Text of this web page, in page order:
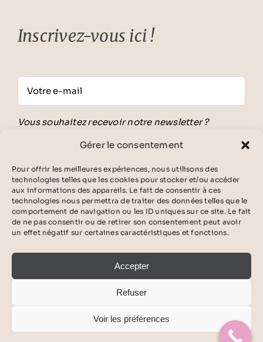
Gérer le consentement
Pour offrir les meilleures expériences, nous utilisons des
technologies telles que les cookies pour stocker et/ou accéder
aux informations des appareils. Le fait de consentir à ces
technologies nous permettra de traiter des données telles que le
comportement de navigation ou les ID uniques sur ce site. Le fait
de ne pas consentir ou de retirer son consentement peut avoir
un effet négatif sur certaines caractéristiques et fonctions.
Accepter
Refuser
Voir les préférences
Inscrivez-vous ici !
Vous souhaitez recevoir notre newsletter ?
En validant ce formulaire, j'accepte
conditions générales d'utilisation ainsi quela
politique de confidentialité.
Veuillez laisser ce champ vide.
LGBTQ-friendly
©Signature by Champs Elysées|Agence ©Jeff
Planifier votre essayage